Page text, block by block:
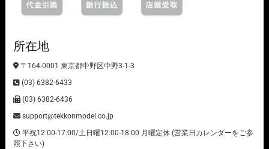
所在地
〒164-0001 東京都中野区中野3-1-3
(03) 6382-6433
(03) 6382-6436
support@tekkonmodel.co.jp
平祝12:00-17:00/土日曜12:00-18:00 月曜定休 (営業日カレンダーをご参
照下さい)